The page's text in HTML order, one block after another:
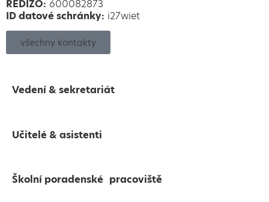
REDIZO: 600082873
ID datové schránky: i27wiet
všechny kontakty
Vedení & sekretariát
Učitelé & asistenti
Školní poradenské pracoviště